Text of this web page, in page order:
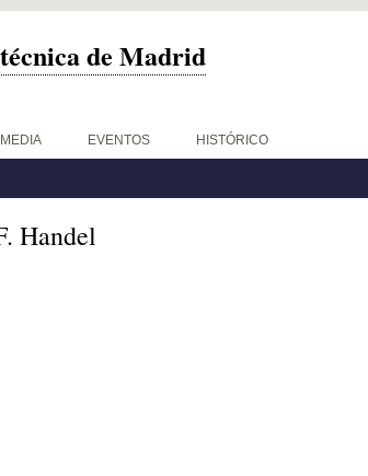
de Madrid
EVENTOS HISTÓRICO
Handel